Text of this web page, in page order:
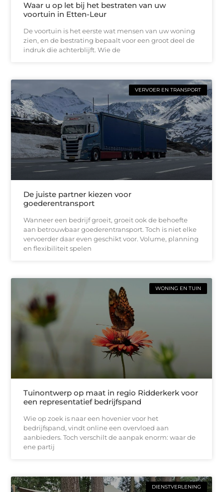
Waar u op let bij het bestraten van uw
voortuin in Etten-Leur
De voortuin is het eerste wat mensen van uw woning
zien, en de bestrating bepaalt voor een groot deel de
indruk die achterblijft. Wie de
VERVOER EN TRANSPORT
De juiste partner kiezen voor
goederentransport
Wanneer een bedrijf groeit, groeit ook de behoefte
aan betrouwbaar goederentransport. Toch is niet elke
vervoerder daar even geschikt voor. Volume, planning
en flexibiliteit spelen
WONING EN TUIN
Tuinontwerp op maat in regio Ridderkerk voor
een representatief bedrijfspand
Wie op zoek is naar een hovenier voor het
bedrijfspand, vindt online een overvloed aan
aanbieders. Toch verschilt de aanpak enorm: waar de
ene partij
DIENSTVERLENING